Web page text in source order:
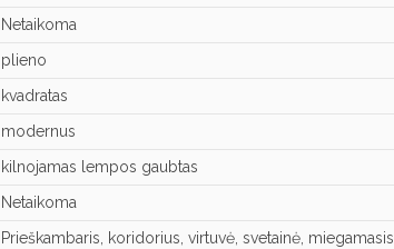
Netaikoma
plieno
kvadratas
modernus
kilnojamas lempos gaubtas
Netaikoma
Prieškambaris, koridorius, virtuvė, svetainė, miegamasis